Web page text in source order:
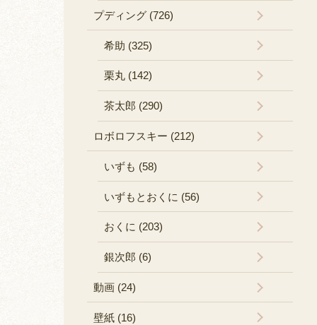
プディング (726)
希助 (325)
栗丸 (142)
茶太郎 (290)
ロボロフスキー (212)
いずも (58)
いずもとおくに (56)
おくに (203)
銀次郎 (6)
動画 (24)
壁紙 (16)